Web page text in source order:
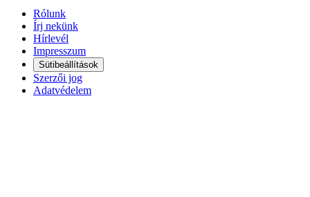
Rólunk
Írj nekünk
Hírlevél
Impresszum
Sütibeállítások
Szerzői jog
Adatvédelem